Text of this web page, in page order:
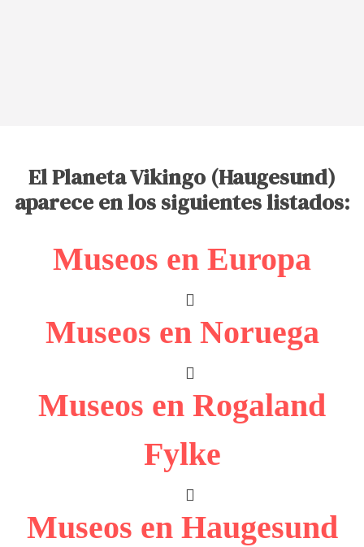
El Planeta Vikingo (Haugesund)
aparece en los siguientes listados:
Museos en Europa
Museos en Noruega
Museos en Rogaland
Fylke
Museos en Haugesund